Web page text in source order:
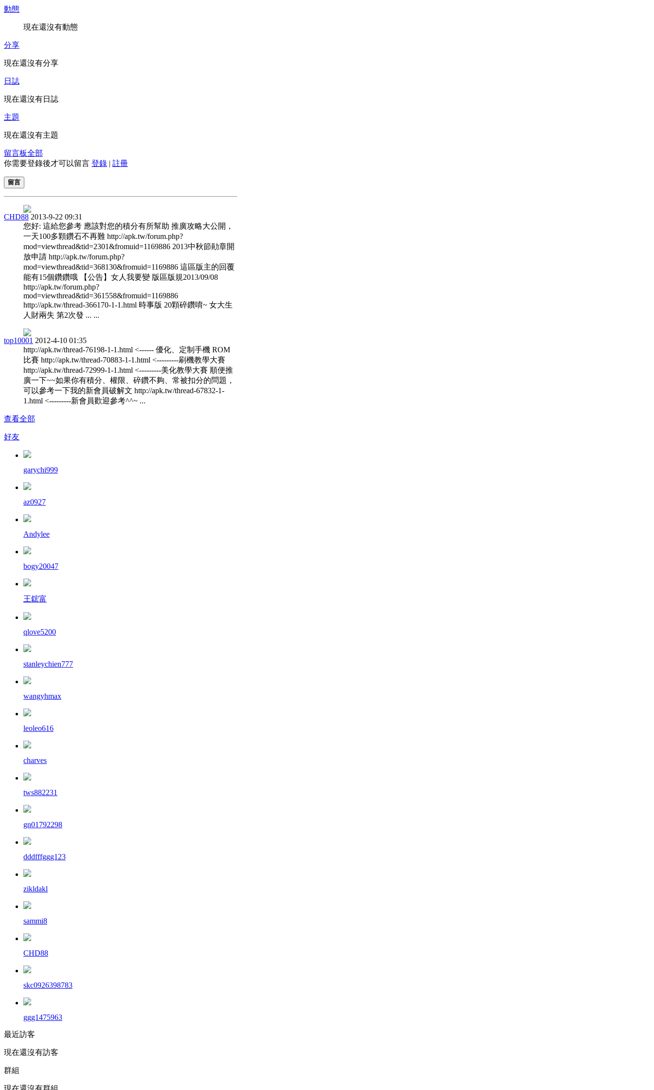
動態
現在還沒有動態
分享
現在還沒有分享
日誌
現在還沒有日誌
主題
現在還沒有主題
留言板全部
你需要登錄後才可以留言 登錄 | 註冊
留言
CHD88 2013-9-22 09:31
您好: 這給您參考 應該對您的積分有所幫助 推廣攻略大公開，
一天100多顆鑽石不再難 http://apk.tw/forum.php?
mod=viewthread&tid=2301&fromuid=1169886 2013中秋節勛章開
放申請 http://apk.tw/forum.php?
mod=viewthread&tid=368130&fromuid=1169886 這區版主的回覆
能有15個鑽鑽哦 【公告】女人我要變 版區版規2013/09/08
http://apk.tw/forum.php?
mod=viewthread&tid=361558&fromuid=1169886
http://apk.tw/thread-366170-1-1.html 時事版 20顆碎鑽唷~ 女大生
人財兩失 第2次發 ... ...
top10001 2012-4-10 01:35
http://apk.tw/thread-76198-1-1.html <------ 優化、定制手機 ROM
比賽 http://apk.tw/thread-70883-1-1.html <---------刷機教學大賽
http://apk.tw/thread-72999-1-1.html <---------美化教學大賽 順便推
廣一下~~如果你有積分、權限、碎鑽不夠、常被扣分的問題，
可以參考一下我的新會員破解文 http://apk.tw/thread-67832-1-
1.html <---------新會員歡迎參考^^~ ...
查看全部
好友
garychi999
az0927
Andylee
bogy20047
王鋐富
qlove5200
stanleychien777
wangyhmax
leoleo616
charves
tws882231
gn01792298
dddfffggg123
zikldakl
sammi8
CHD88
skc0926398783
ggg1475963
最近訪客
現在還沒有訪客
群組
現在還沒有群組